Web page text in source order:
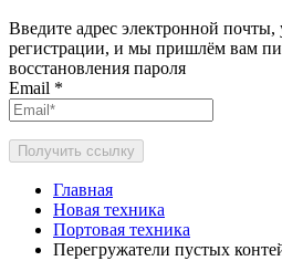
Введите адрес электронной
регистрации, и мы пришлём вам
восстановления пароля
Email *
Получить ссылку
Главная
Новая техника
Портовая техника
Перегружатели пустых